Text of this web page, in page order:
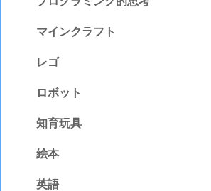
マインクラフト
レゴ
ロボット
知育玩具
絵本
英語